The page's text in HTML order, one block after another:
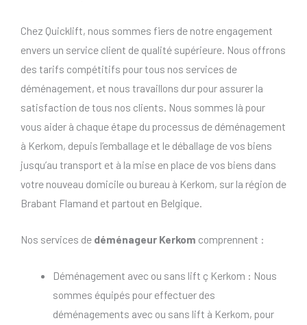
Chez Quicklift, nous sommes fiers de notre engagement
envers un service client de qualité supérieure. Nous offrons
des tarifs compétitifs pour tous nos services de
déménagement, et nous travaillons dur pour assurer la
satisfaction de tous nos clients. Nous sommes là pour
vous aider à chaque étape du processus de déménagement
à Kerkom, depuis l’emballage et le déballage de vos biens
jusqu’au transport et à la mise en place de vos biens dans
votre nouveau domicile ou bureau à Kerkom, sur la région de
Brabant Flamand et partout en Belgique.
Nos services de déménageur Kerkom comprennent :
Déménagement avec ou sans lift ç Kerkom : Nous
sommes équipés pour effectuer des
déménagements avec ou sans lift à Kerkom, pour